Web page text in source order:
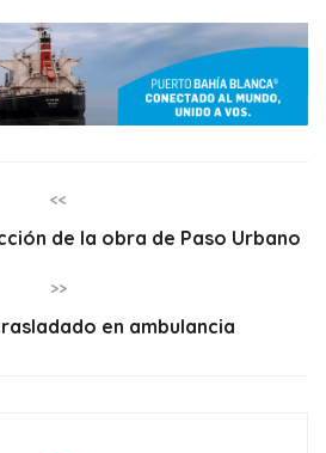
<<
de la obra de Paso Urbano
>>
en ambulancia